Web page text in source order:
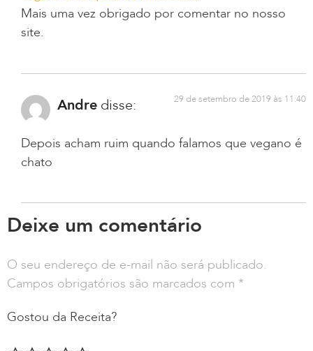
Mais uma vez obrigado por comentar no nosso
site.
Andre disse: 29 de setembro de 2019 às 11:40
Depois acham ruim quando falamos que vegano é
chato
Deixe um comentário
O seu endereço de e-mail não será publicado.
Campos obrigatórios são marcados com *
Gostou da Receita?